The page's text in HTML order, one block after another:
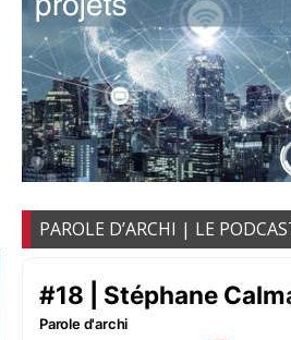
PAROLE D’ARCHI | LE